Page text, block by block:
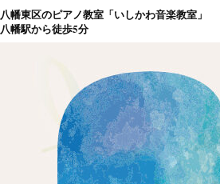
コ
ン
八幡東区のピアノ教室「いしかわ音楽教室」
八幡駅から徒歩5分